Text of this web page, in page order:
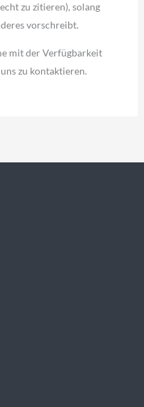
zu zitieren), solang
vorschreibt.
mit der Verfügbarkeit
zu kontaktieren.